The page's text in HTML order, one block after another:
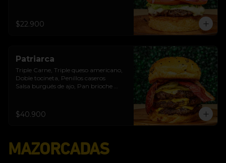
$22.900
Patriarca
Triple Carne, Triple queso americano,
Doble tocineta, Penillos caseros
Salsa burgués de ajo, Pan brioche
$40.900
MAZORCADAS